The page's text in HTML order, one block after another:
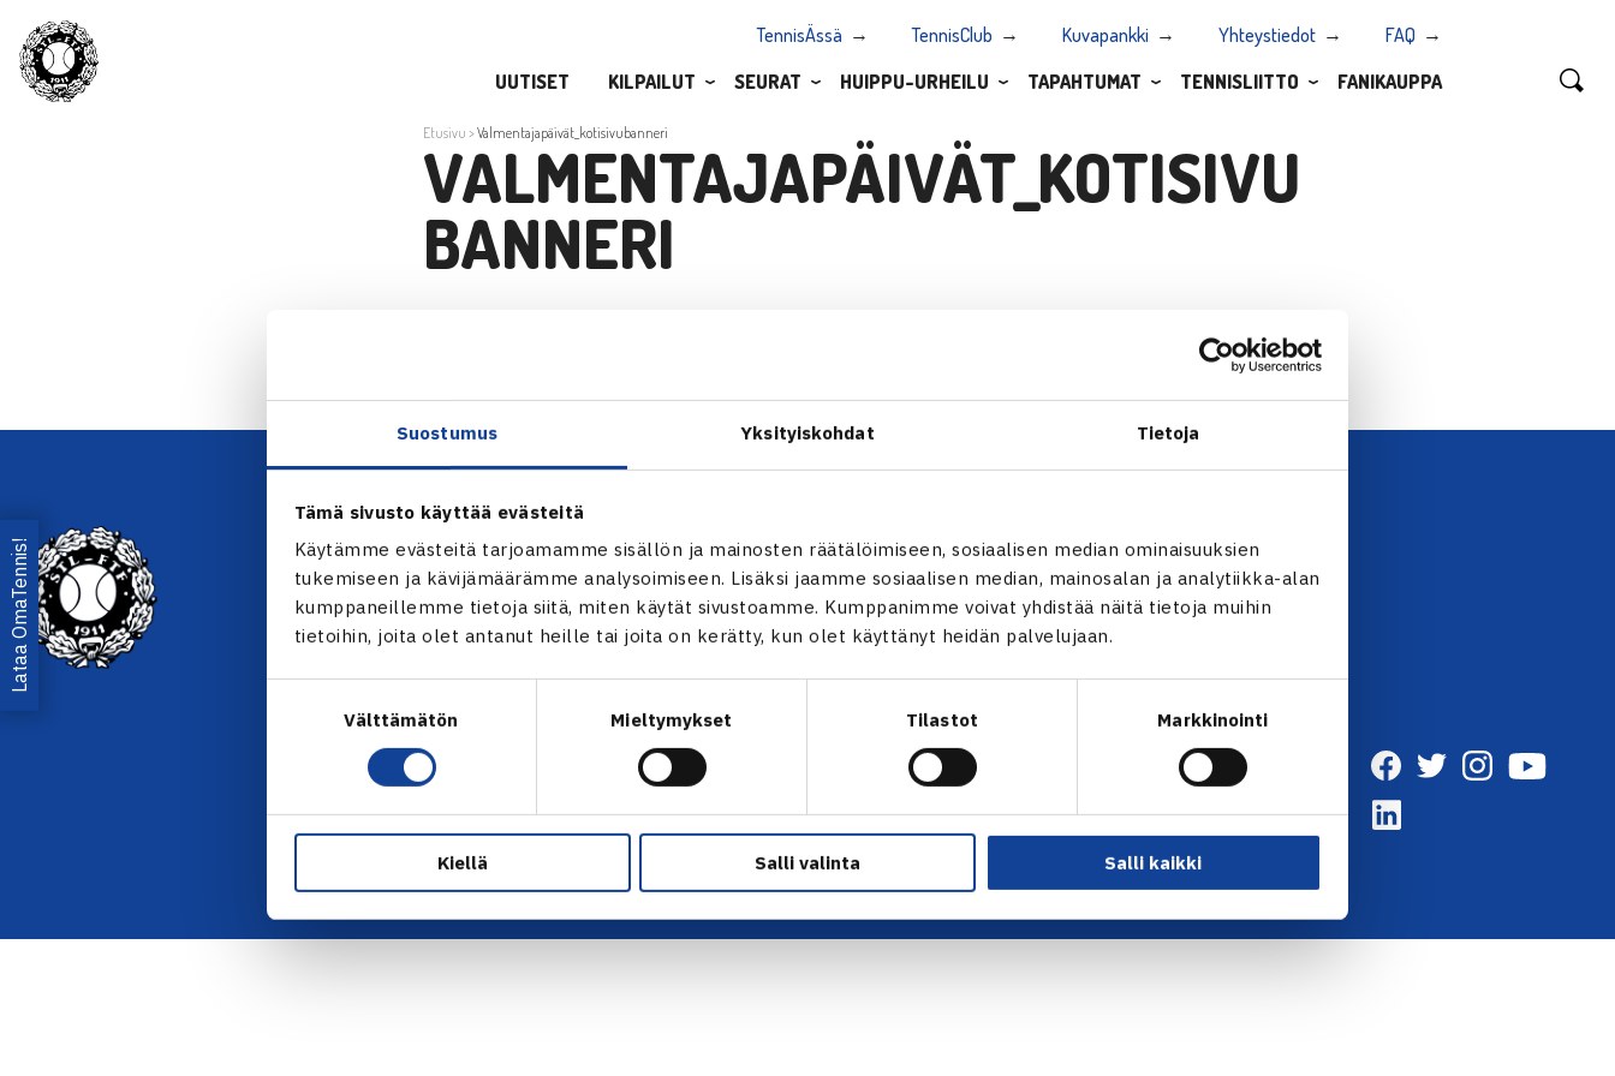
Suostumus Yksityiskohdat Tietoja
Tämä sivusto käyttää evästeitä
Käytämme evästeitä tarjoamamme sisällön ja mainosten räätälöimiseen, sosiaalisen median ominaisuuksien
tukemiseen ja kävijämäärämme analysoimiseen. Lisäksi jaamme sosiaalisen median, mainosalan ja analytiikka-alan
kumppaneillemme tietoja siitä, miten käytät sivustoamme. Kumppanimme voivat yhdistää näitä tietoja muihin
tietoihin, joita olet antanut heille tai joita on kerätty, kun olet käyttänyt heidän palvelujaan.
Välttämätön Mieltymykset Tilastot Markkinointi
Kiellä Salli valinta Salli kaikki
TennisÄssä TennisClub Kuvapankki Yhteystiedot
FAQ
UUTISET
KILPAILUT SEURAT HUIPPU-URHEILU TAPAHTUMAT TENNISLIITTO FANIKAUPPA
Etusivu >Valmentajapäivät_kotisivubanneri
VALMENTAJAPÄIVÄT_KOTISIVU
BANNERI
Lataa OmaTennis!
YHTEYSTIEDOT
Olympiastadion, Paavo Nurmen tie 1,
00250 Helsinki
Puh. 010 574 3959
Toimiston puhelinajat:
Muina aikoina olkaa yhteydessä
sähköpostitse: toimisto@tennis.fi
KAIKKI YHTEYSTIEDOT →
ALOITA HARRASTUS →
ALOITA KILPAILEMINEN →
TENNIKSEN STRATEGIA 2024 →
VASTUULLISUUSOHJELMA →
FAQ – USEIN KYSYTYT KYSYMYKSET
→
EVÄSTEET →
TIETOSUOJASELOSTE →
TILAA UUTISKIRJE →